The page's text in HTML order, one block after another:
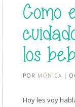
Como
los
POR MÓNICA |
Hoy les voy